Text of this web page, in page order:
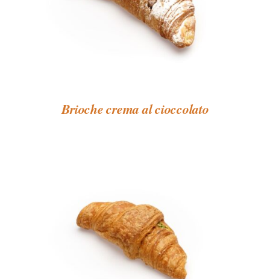
Brioche crema al cioccolato